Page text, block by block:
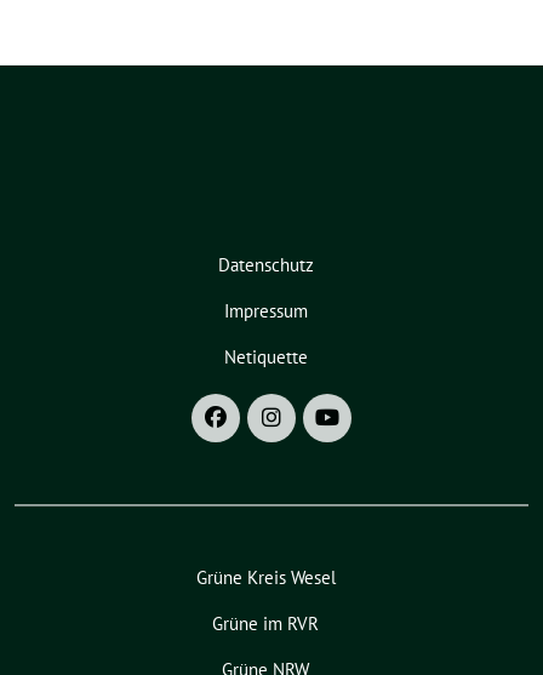
Datenschutz
Impressum
Netiquette
Grüne Kreis Wesel
Grüne im RVR
Grüne NRW